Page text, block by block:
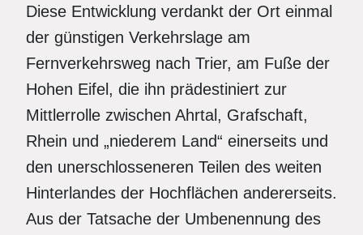
Diese Entwicklung verdankt der Ort einmal
der günstigen Verkehrslage am
Fernverkehrsweg nach Trier, am Fuße der
Hohen Eifel, die ihn prädestiniert zur
Mittlerrolle zwischen Ahrtal, Grafschaft,
Rhein und „niederem Land“ einerseits und
den unerschlosseneren Teilen des weiten
Hinterlandes der Hochflächen andererseits.
Aus der Tatsache der Umbenennung des